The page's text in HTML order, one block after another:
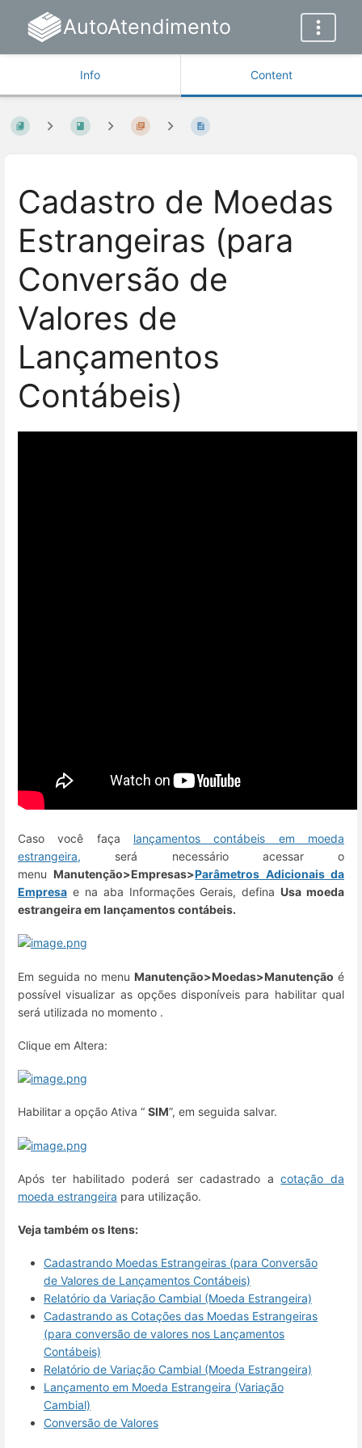
AutoAtendimento
Info Content
Cadastro de Moedas
Estrangeiras (para
Conversão de
Valores de
Lançamentos
Contábeis)
Caso você faça lançamentos contábeis em moeda
estrangeira, será necessário acessar o
menu Manutenção>Empresas>Parâmetros Adicionais da
Empresa e na aba Informações Gerais, defina Usa moeda
estrangeira em lançamentos contábeis.
Em seguida no menu Manutenção>Moedas>Manutenção é
possível visualizar as opções disponíveis para habilitar qual
será utilizada no momento .
Clique em Altera:
Habilitar a opção Ativa “ SIM”, em seguida salvar.
Após ter habilitado poderá ser cadastrado acotação da
moeda estrangeira para utilização.
Veja também os Itens:
Cadastrando Moedas Estrangeiras (para Conversão
de Valores de Lançamentos Contábeis)
Relatório da Variação Cambial (Moeda Estrangeira)
Cadastrando as Cotações das Moedas Estrangeiras
(para conversão de valores nos Lançamentos
Contábeis)
Relatório de Variação Cambial (Moeda Estrangeira)
Lançamento em Moeda Estrangeira (Variação
Cambial)
Conversão de Valores